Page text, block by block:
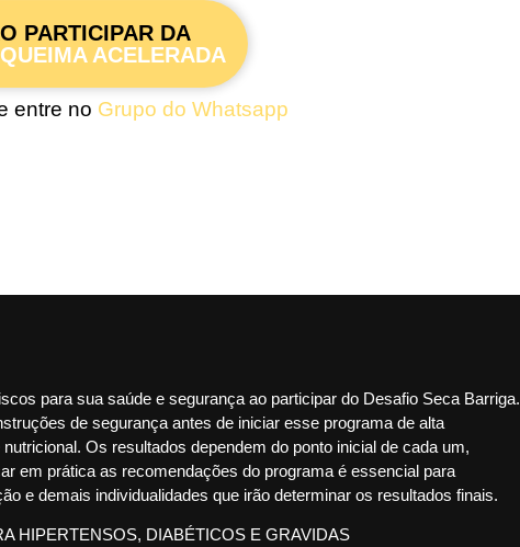
PARTICIPAR DA
QUEIMA ACELERADA
entre no Grupo do Whatsapp
para sua saúde e segurança ao participar do Desafio Seca Barriga.
de segurança antes de iniciar esse programa de alta
Os resultados dependem do ponto inicial de cada um,
em prática as recomendações do programa é essencial para
e demais individualidades que irão determinar os resultados finais.
HIPERTENSOS, DIABÉTICOS E GRAVIDAS